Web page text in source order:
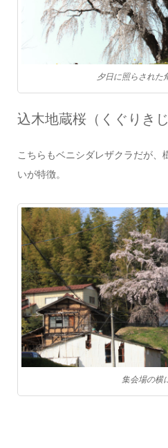
夕日に照らされた
込木地蔵桜（くぐりき
こちらもベニシダレザクラだが、
いが特徴。
集会場の横